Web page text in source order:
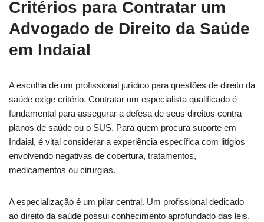
Critérios para Contratar um
Advogado de Direito da Saúde
em Indaial
A escolha de um profissional jurídico para questões de direito da
saúde exige critério. Contratar um especialista qualificado é
fundamental para assegurar a defesa de seus direitos contra
planos de saúde ou o SUS. Para quem procura suporte em
Indaial, é vital considerar a experiência específica com litígios
envolvendo negativas de cobertura, tratamentos,
medicamentos ou cirurgias.
A especialização é um pilar central. Um profissional dedicado
ao direito da saúde possui conhecimento aprofundado das leis,